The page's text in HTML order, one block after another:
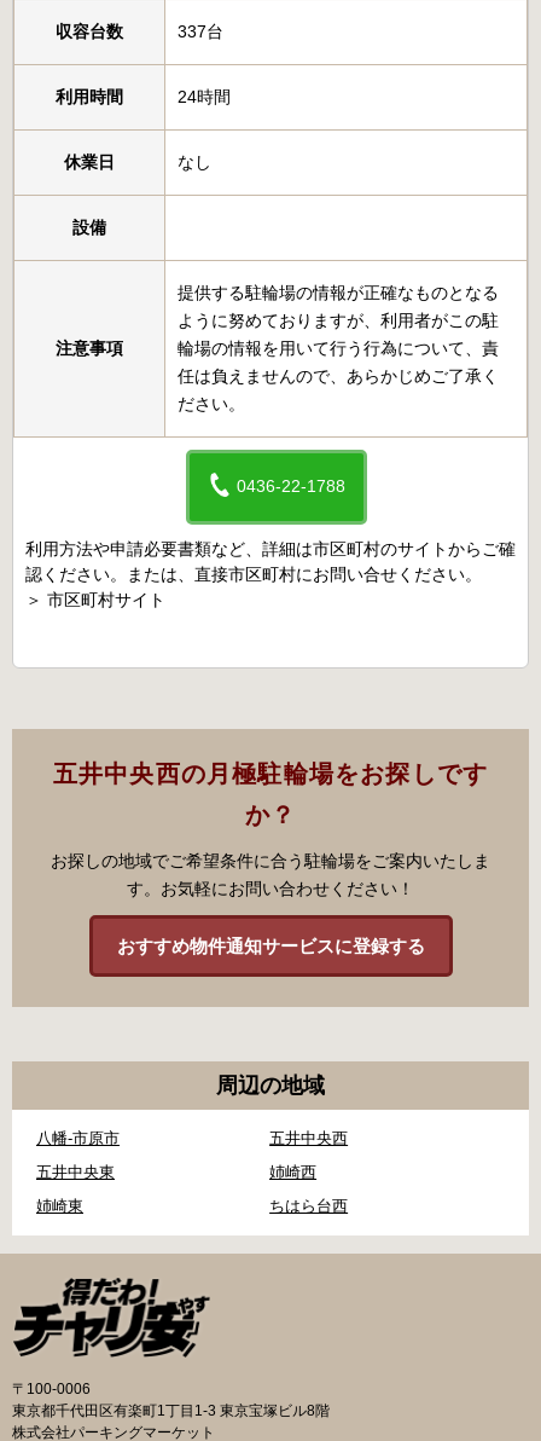
収容台数 337台
利用時間 24時間
休業日 なし
設備
注意事項
提供する駐輪場の情報が正確なものとなる
ように努めておりますが、利用者がこの駐
輪場の情報を用いて行う行為について、責
任は負えませんので、あらかじめご了承く
ださい。
0436-22-1788
利用方法や申請必要書類など、詳細は市区町村のサイトからご確
認ください。または、直接市区町村にお問い合せください。
＞ 市区町村サイト
五井中央西の月極駐輪場をお探しです
か？
お探しの地域でご希望条件に合う駐輪場をご案内いたしま
す。お気軽にお問い合わせください！
おすすめ物件通知サービスに登録する
周辺の地域
八幡-市原市
五井中央西
五井中央東
姉崎西
姉崎東
ちはら台西
〒100-0006
東京都千代田区有楽町1丁目1-3 東京宝塚ビル8階
株式会社パーキングマーケット